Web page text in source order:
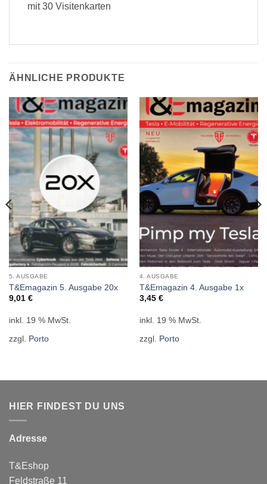
mit 30 Visitenkarten
ÄHNLICHE PRODUKTE
5. AUSGABE
T&Emagazin 5. Ausgabe 20x
9,01 €
inkl. 19 % MwSt.
zzgl. Porto
4. AUSGABE
T&Emagazin 4. Ausgabe 1x
3,45 €
inkl. 19 % MwSt.
zzgl. Porto
HIER FINDEST DU UNS
Adresse
T&Eshop
Feldstraße 11